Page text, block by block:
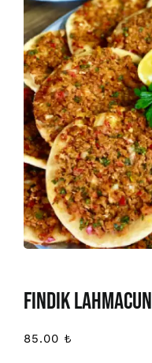
FINDIK LAHMACUN
85.00 ₺